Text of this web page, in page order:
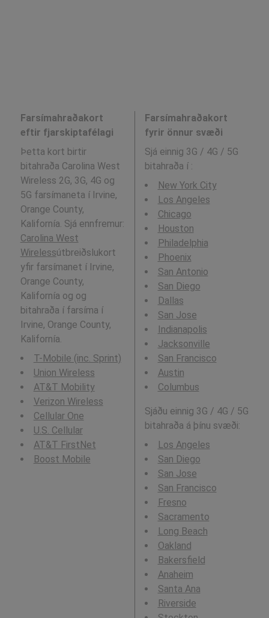
Farsímahraðakort
eftir fjarskiptafélagi
Þetta kort birtir
bitahraða Carolina West
Wireless 2G, 3G, 4G og
5G farsímaneta í Irvine,
Orange County,
Kalifornía. Sjá ennfremur:
Carolina West
Wirelessútbreiðslukort
yfir farsímanet í Irvine,
Orange County,
Kalifornía og og
bitahraða í farsíma í
Irvine, Orange County,
Kalifornía.
T-Mobile (inc. Sprint)
Union Wireless
AT&T Mobility
Verizon Wireless
Cellular One
U.S. Cellular
AT&T FirstNet
Boost Mobile
Farsímahraðakort
fyrir önnur svæði
Sjá einnig 3G / 4G / 5G
bitahraða í :
New York City
Los Angeles
Chicago
Houston
Philadelphia
Phoenix
San Antonio
San Diego
Dallas
San Jose
Indianapolis
Jacksonville
San Francisco
Austin
Columbus
Sjáðu einnig 3G / 4G / 5G
bitahraða á þínu svæði:
Los Angeles
San Diego
San Jose
San Francisco
Fresno
Sacramento
Long Beach
Oakland
Bakersfield
Anaheim
Santa Ana
Riverside